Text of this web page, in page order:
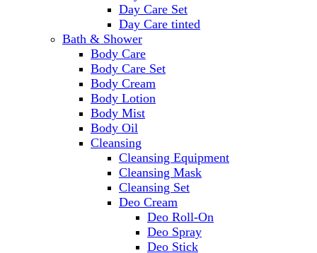
Day Care Set
Day Care tinted
Bath & Shower
Body Care
Body Care Set
Body Cream
Body Lotion
Body Mist
Body Oil
Cleansing
Cleansing Equipment
Cleansing Mask
Cleansing Set
Deo Cream
Deo Roll-On
Deo Spray
Deo Stick